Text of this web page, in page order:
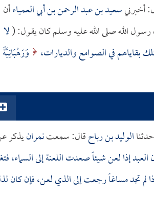
أخبرنيسعيد بن عبد الرحمن بن أبي العمياءأن
رسول الله صلى الله عليه وسلم كان يقول: (لا
بقاياهم في الصوامع والديارات،
وَرَهْبَانِيَّةً
الوليد بن رباحقال: سمعتنمرانيذكر
العبد إذا لعن شيئاً صعدت اللعنة إلى السماء،
لم تجد مساغاً رجعت إلى الذي لعن، فإن كان